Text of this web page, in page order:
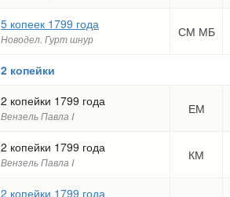
5 копеек 1799 года
Новодел. Гурт шнур СМ МБ
2 копейки
2 копейки 1799 года
Вензель Павла I ЕМ
2 копейки 1799 года
Вензель Павла I КМ
2 копейки 1799 года